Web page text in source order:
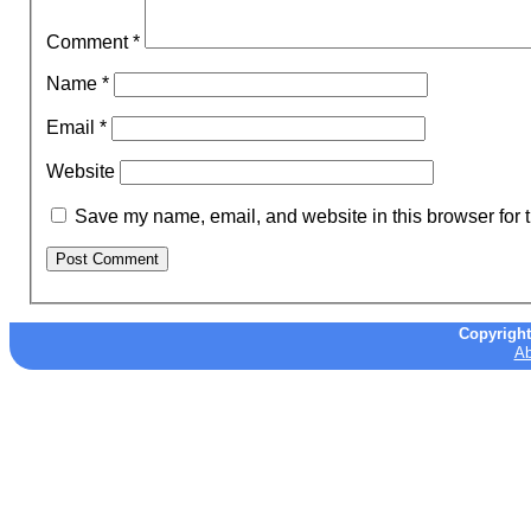
Comment*
Name *
Email *
Website
Save my name, email, and website in this browser for
Copyright